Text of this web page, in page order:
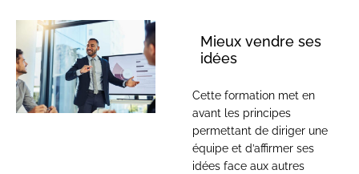
Mieux vendre ses
idées
Cette formation met en
avant les principes
permettant de diriger une
équipe et d’affirmer ses
idées face aux autres